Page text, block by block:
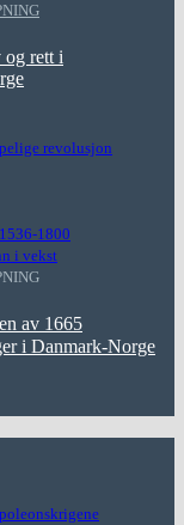
rett i
revolusjon
1800
i vekst
av 1665
i Danmark-Norge